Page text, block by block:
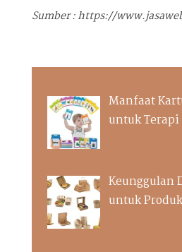
Sumber : https://
Manfaat
untuk Terapi
Keunggulan
untuk Produk